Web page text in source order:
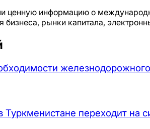
ценную информацию о
бизнеса, рынки капитала,
Туркменистане переходит на